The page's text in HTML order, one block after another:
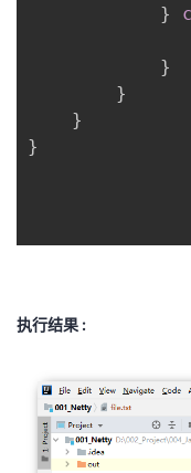
}
}
}
}
}
执行结果 :